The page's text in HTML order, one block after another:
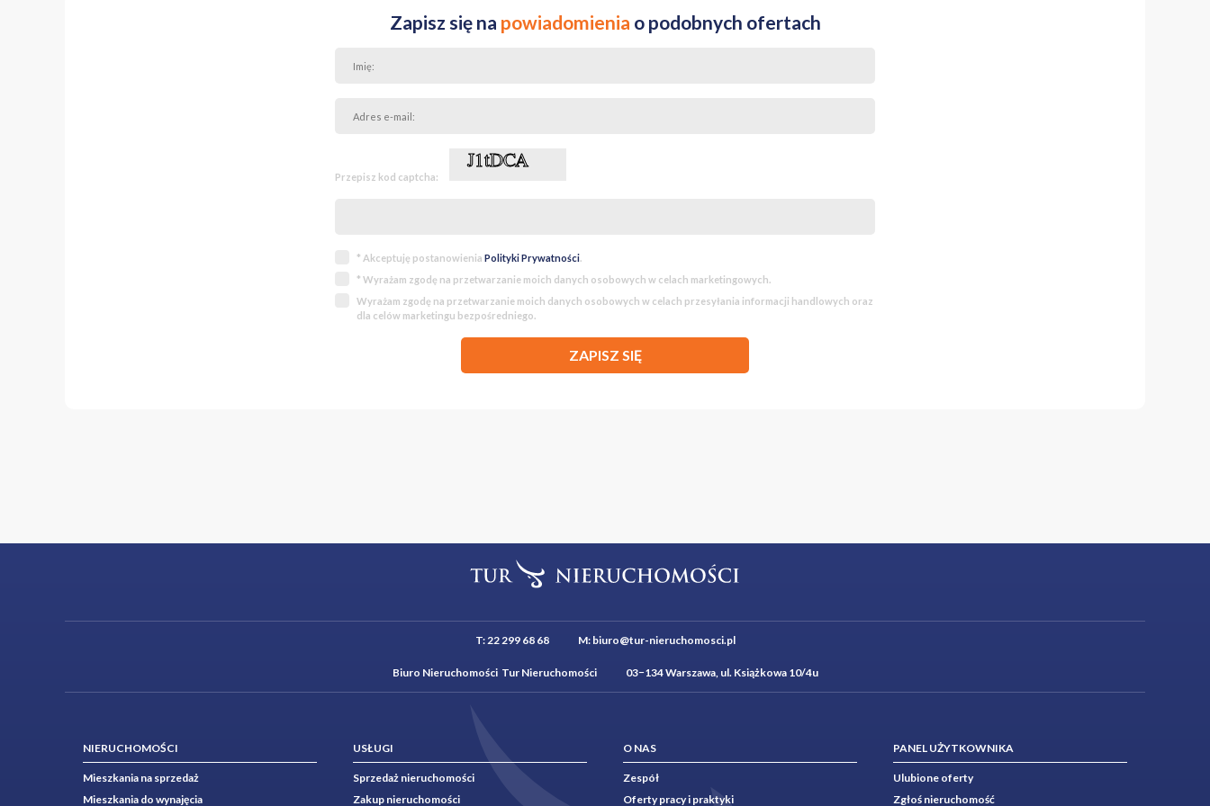
Zapisz się na powiadomienia o podobnych ofertach
Przepisz kod captcha:
* Akceptuję postanowienia Polityki Prywatności.
* Wyrażam zgodę na przetwarzanie moich danych osobowych w celach marketingowych.
Wyrażam zgodę na przetwarzanie moich danych osobowych w celach przesyłania informacji handlowych oraz
dla celów marketingu bezpośredniego.
ZAPISZ SIĘ
T:22 299 68 68M: biuro@tur-nieruchomosci.pl
Biuro Nieruchomości Tur Nieruchomości 03−134 Warszawa, ul. Książkowa 10/4u
NIERUCHOMOŚCI
Mieszkania na sprzedaż
Mieszkania do wynajęcia
USŁUGI
Sprzedaż nieruchomości
Zakup nieruchomości
O NAS
Zespół
Oferty pracy i praktyki
PANEL UŻYTKOWNIKA
Ulubione oferty
Zgłoś nieruchomość